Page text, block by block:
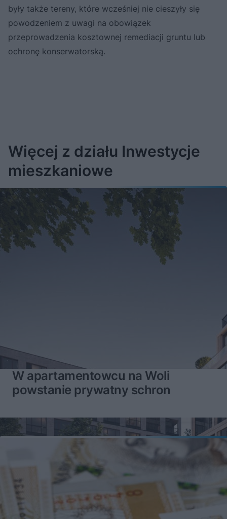
były także tereny, które wcześniej nie cieszyły się
powodzeniem z uwagi na obowiązek
przeprowadzenia kosztownej remediacji gruntu lub
ochronę konserwatorską.
Więcej z działu Inwestycje
mieszkaniowe
W apartamentowcu na Woli
powstanie prywatny schron